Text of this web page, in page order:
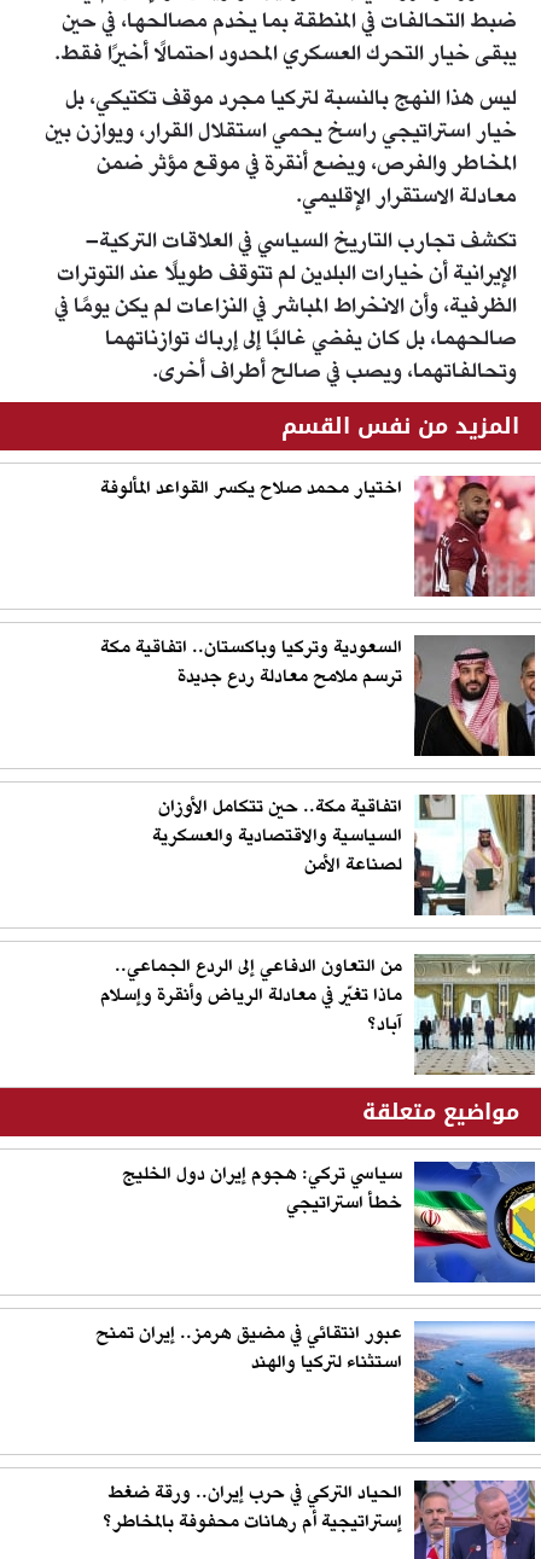
ضبط التحالفات في المنطقة بما يخدم مصالحها، في حين
يبقى خيار التحرك العسكري المحدود احتمالًا أخيرًا فقط.
ليس هذا النهج بالنسبة لتركيا مجرد موقف تكتيكي، بل
خيار استراتيجي راسخ يحمي استقلال القرار، ويوازن بين
المخاطر والفرص، ويضع أنقرة في موقع مؤثر ضمن
معادلة الاستقرار الإقليمي.
تكشف تجارب التاريخ السياسي في العلاقات التركية–
الإيرانية أن خيارات البلدين لم تتوقف طويلًا عند التوترات
الظرفية، وأن الانخراط المباشر في النزاعات لم يكن يومًا في
صالحهما، بل كان يفضي غالبًا إلى إرباك توازناتهما
وتحالفاتهما، ويصب في صالح أطراف أخرى.
المزيد من نفس القسم
اختيار محمد صلاح يكسر القواعد المألوفة
السعودية وتركيا وباكستان.. اتفاقية مكة
ترسم ملامح معادلة ردع جديدة
اتفاقية مكة.. حين تتكامل الأوزان
السياسية والاقتصادية والعسكرية
لصناعة الأمن
من التعاون الدفاعي إلى الردع الجماعي..
ماذا تغيّر في معادلة الرياض وأنقرة وإسلام
آباد؟
مواضيع متعلقة
سياسي تركي: هجوم إيران دول الخليج
خطأ استراتيجي
عبور انتقائي في مضيق هرمز.. إيران تمنح
استثناء لتركيا والهند
الحياد التركي في حرب إيران.. ورقة ضغط
إستراتيجية أم رهانات محفوفة بالمخاطر؟